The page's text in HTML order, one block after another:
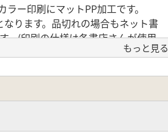
ー印刷にマットPP加工です。
ります。品切れの場合もネット書
。(印刷の仕様は各書店さんが使用
もっと見る